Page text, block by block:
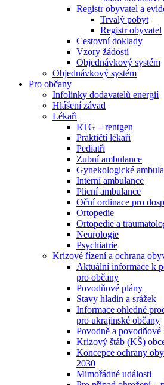
Registr obyvatel a
Trvalý pobyt
Registr obyvatel
Cestovní doklady
Vzory žádostí
Objednávkový systém
Objednávkový systém
Pro občany
Infolinky dodavatelů energií
Hlášení závad
Lékaři
RTG – rentgen
Praktičtí lékaři
Pediatři
Zubní ambulance
Gynekologické
Interní ambulance
Plicní ambulance
Oční ordinace pro
Ortopedie
Ortopedie a
Neurologie
Psychiatrie
Krizové řízení a ochrana
Aktuální informace k
pro občany
Povodňové plány
Stavy hladin a srážek
Informace ohledně
pro ukrajinské občany
Povodně a povodňové
Krizový štáb (KŠ)
Koncepce ochrany
2030
Mimořádné události